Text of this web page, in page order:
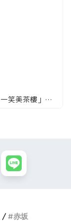
鉄人の中華は優しかった。赤坂「ワキヤ 一笑美茶樓」の大満足ディナーコース
赤坂